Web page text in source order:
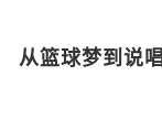
从篮球梦到说